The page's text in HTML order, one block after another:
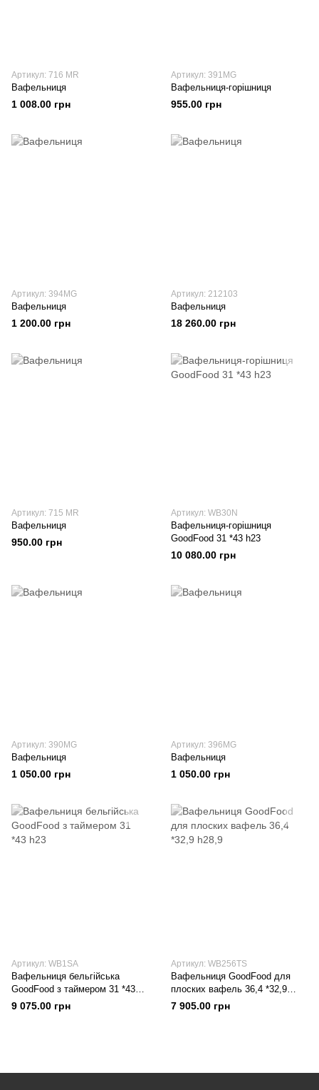
Артикул: 716 MR
Вафельниця
1 008.00 грн
Артикул: 391МG
Вафельниця-горішниця
955.00 грн
Артикул: 394МG
Вафельниця
1 200.00 грн
Артикул: 212103
Вафельниця
18 260.00 грн
Артикул: 715 MR
Вафельниця
950.00 грн
Артикул: WB30N
Вафельниця-горішниця
GoodFood 31 *43 h23
10 080.00 грн
Артикул: 390МG
Вафельниця
1 050.00 грн
Артикул: 396МG
Вафельниця
1 050.00 грн
Артикул: WB1SA
Вафельниця бельгійська
GoodFood з таймером 31 *43
h23
9 075.00 грн
Артикул: WB256TS
Вафельниця GoodFood для
плоских вафель 36,4 *32,9
h28,9
7 905.00 грн